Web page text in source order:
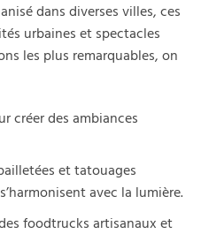
dans diverses villes, ces
urbaines et spectacles
les plus remarquables, on
créer des ambiances
et tatouages
avec la lumière.
foodtrucks artisanaux et